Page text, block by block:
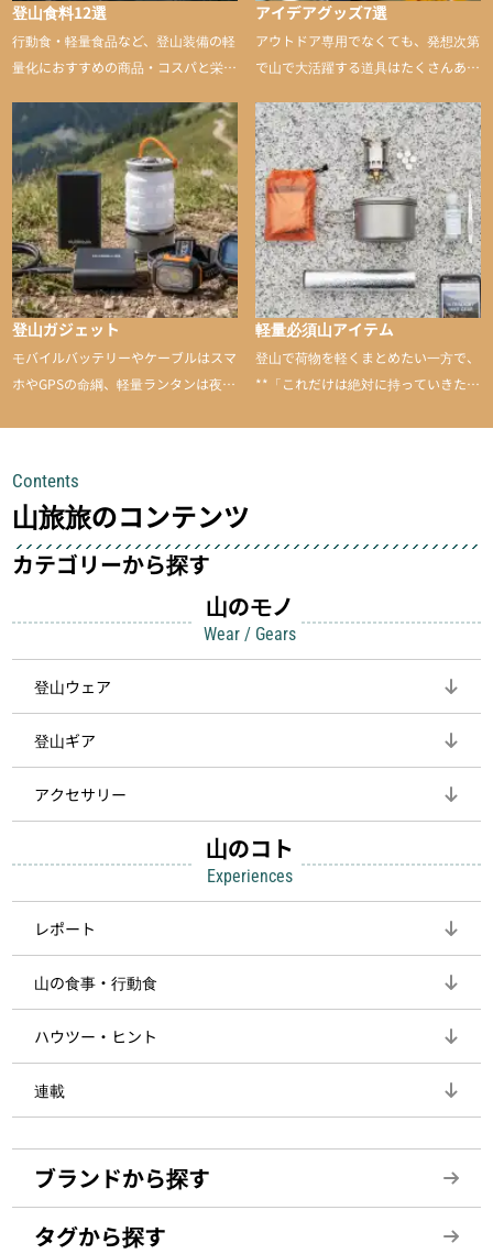
登山食料12選
行動食・軽量食品など、登山装備の軽
量化におすすめの商品・コスパと栄養
アイデアグッズ7選
アウトドア専用でなくても、発想次第
で山で大活躍する道具はたくさんあり
山に持ち込むと快適性や安心感をグッ
と引き上げてくれる――そんな意外性
のあるアイテムを紹介
登山ガジェット
モバイルバッテリーやケーブルはスマ
ホやGPSの命綱、軽量ランタンは夜間
して安全にしてくれます
軽量必須山アイテム
登山で荷物を軽くまとめたい一方で、
**「これだけは絶対に持っていきた
Contents
山旅旅のコンテンツ
カテゴリーから探す
山のモノ
Wear / Gears
登山ウェア
登山ギア
アクセサリー
山のコト
Experiences
レポート
山の食事・行動食
ハウツー・ヒント
連載
ブランドから探す
タグから探す